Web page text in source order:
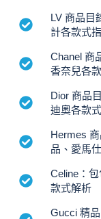
LV 商品目
計各款式
Chanel 商
香奈兒各
Dior 商品
迪奧各款
Hermes
品、愛馬
Celine：
款式解析
Gucci 精